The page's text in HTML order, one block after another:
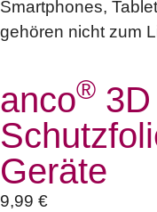
Smartphones,
gehören nicht zum
anco®
Geräte
9,99 €